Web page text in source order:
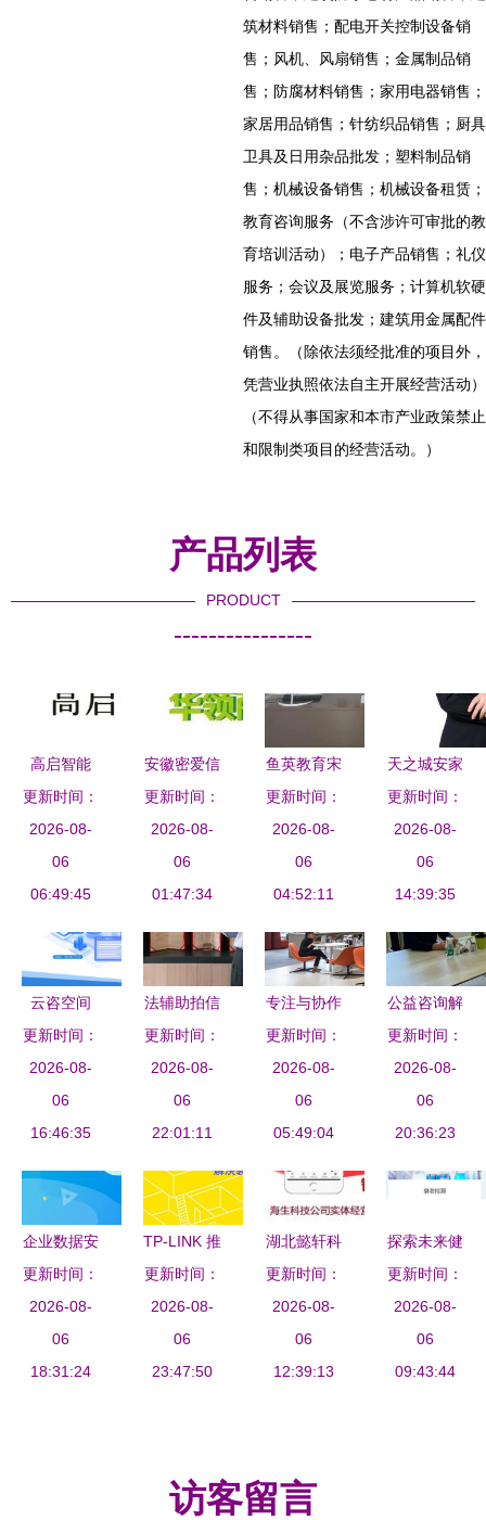
筑材料销售；配电开关控制设备销
售；风机、风扇销售；金属制品销
售；防腐材料销售；家用电器销售；
家居用品销售；针纺织品销售；厨具
卫具及日用杂品批发；塑料制品销
售；机械设备销售；机械设备租赁；
教育咨询服务（不含涉许可审批的教
育培训活动）；电子产品销售；礼仪
服务；会议及展览服务；计算机软硬
件及辅助设备批发；建筑用金属配件
销售。（除依法须经批准的项目外，
凭营业执照依法自主开展经营活动）
（不得从事国家和本市产业政策禁止
和限制类项目的经营活动。）
产品列表
PRODUCT
----------------
高启智能
构筑信息咨
询服务的智
慧新高度
更新时间：
2026-08-
06
06:49:45
安徽密爱信
息咨询服务
有限公司的
发展与启示
更新时间：
2026-08-
06
01:47:34
鱼英教育宋
老师 专业
学业咨询指
引成长之路
更新时间：
2026-08-
06
04:52:11
天之城安家
信息咨询服
务 您的安
心置业向导
更新时间：
2026-08-
06
14:39:35
云咨空间
以服务为
本，赋能工
程咨询数字
未来
更新时间：
2026-08-
06
16:46:35
法辅助拍信
息咨询 破
解司法拍卖
信息壁垒的
专业服务
更新时间：
2026-08-
06
22:01:11
专注与协作
的艺术 商
务咨询服务
公司纽约总
部设计赏析
更新时间：
2026-08-
06
05:49:04
公益咨询解
难题 为民
服务映初心
更新时间：
2026-08-
06
20:36:23
企业数据安
全管理的核
心利器 堡
垒机与专业
信息咨询服
更新时间：
2026-08-
06
18:31:24
TP-LINK 推
出“全屋 Wi-
Fi 装修
宝”小程
序，让家庭
更新时间：
2026-08-
06
23:47:50
湖北懿轩科
技 专业信
息咨询服务
引领企业数
字化转型
更新时间：
2026-08-
06
12:39:13
探索未来健
康保障 河
北盛世利众
生物脐带间
充质干细胞
更新时间：
2026-08-
06
09:43:44
访客留言